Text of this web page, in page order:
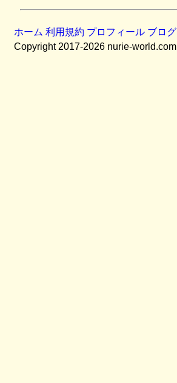
ホーム 利用規約 プロフィール ブログ
Copyright 2017-2026 nurie-world.com